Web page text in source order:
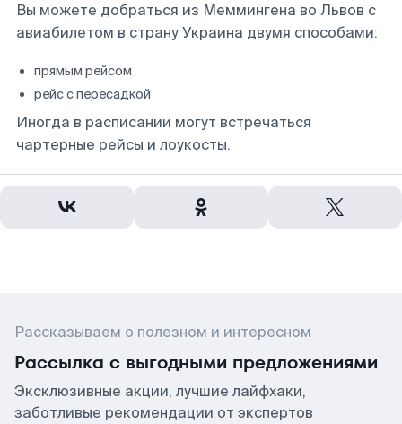
Вы можете добраться из Меммингена во Львов с
авиабилетом в страну Украина двумя способами:
прямым рейсом
рейс с пересадкой
Иногда в расписании могут встречаться
чартерные рейсы и лоукосты.
Рассказываем о полезном и интересном
Рассылка с выгодными предложениями
Эксклюзивные акции, лучшие лайфхаки,
заботливые рекомендации от экспертов